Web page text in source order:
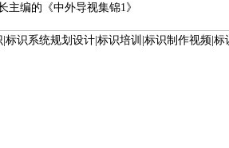
主编的《中外导视集锦1》